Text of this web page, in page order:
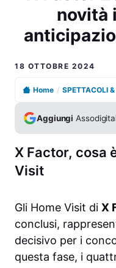
novità
18 OTTOBRE 2024
Home / SPETTACOLI
Aggiungi
X Factor, cosa
Visit
Gli Home Visit di X
conclusi,
decisivo per i
questa fase, i